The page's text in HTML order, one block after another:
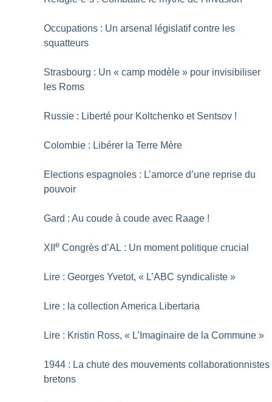
Occupations : Un arsenal législatif contre les
squatteurs
Strasbourg : Un « camp modèle » pour invisibiliser
les Roms
Russie : Liberté pour Koltchenko et Sentsov !
Colombie : Libérer la Terre Mère
Elections espagnoles : L’amorce d’une reprise du
pouvoir
Gard : Au coude à coude avec Raage !
XIIe Congrès d’AL : Un moment politique crucial
Lire : Georges Yvetot, « L’ABC syndicaliste »
Lire : la collection America Libertaria
Lire : Kristin Ross, « L’Imaginaire de la Commune »
1944 : La chute des mouvements collaborationnistes
bretons